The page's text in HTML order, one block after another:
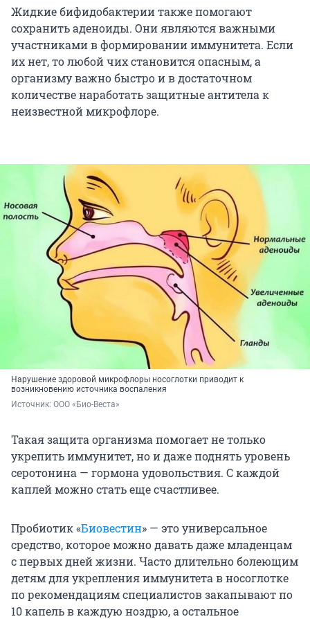
Жидкие бифидобактерии также помогают
сохранить аденоиды. Они являются важными
участниками в формировании иммунитета. Если
их нет, то любой чих становится опасным, а
организму важно быстро и в достаточном
количестве наработать защитные антитела к
неизвестной микрофлоре.
Нарушение здоровой микрофлоры носоглотки приводит к
возникновению источника воспаления
Источник: ООО «Био-Веста»
Такая защита организма помогает не только
укрепить иммунитет, но и даже поднять уровень
серотонина — гормона удовольствия. С каждой
каплей можно стать еще счастливее.
Пробиотик «Биовестин» — это универсальное
средство, которое можно давать даже младенцам
с первых дней жизни. Часто длительно болеющим
детям для укрепления иммунитета в носоглотке
по рекомендациям специалистов закапывают по
10 капель в каждую ноздрю, а остальное